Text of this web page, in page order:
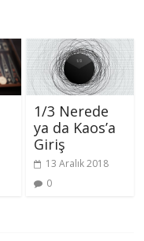
1/3 Nerede
ya da Kaos’a
Giriş
13 Aralık 2018
0